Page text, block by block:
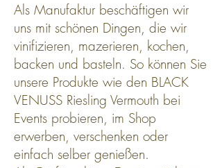
Als Manufaktur beschäftigen wir
uns mit schönen Dingen, die wir
vinifizieren, mazerieren, kochen,
backen und basteln. So können Sie
unsere Produkte wie den BLACK
VENUSS Riesling Vermouth bei
Events probieren, im Shop
erwerben, verschenken oder
einfach selber genießen.